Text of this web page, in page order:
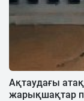
Ақтаудағы
жарықшақтар